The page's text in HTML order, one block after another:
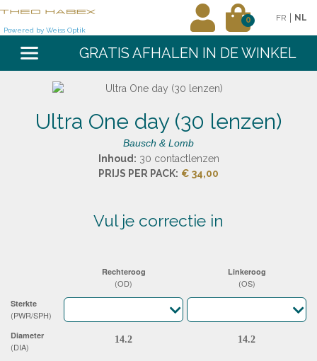
Powered by Weiss Optik
0 FR | NL
GRATIS AFHALEN IN DE WINKEL
Ultra One day (30 lenzen)
Bausch & Lomb
Inhoud: 30 contactlenzen
PRIJS PER PACK: € 34,00
vul je correctie in
Sterkte
(PWR/SPH)
Diameter
(DIA)
Rechteroog
(OD)
Linkeroog
(OS)